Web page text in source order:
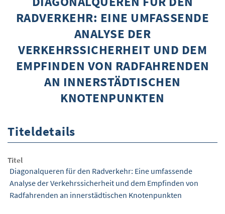
ÜBER WISOM
GUROM - MOBILITÄT SICHER GESTALTEN
NUTZUNGSBEDINGUNGEN
KONTAKT
RADVERKEHR: EINE UMFASSENDE
ANALYSE DER
VERKEHRSSICHERHEIT UND DEM
EMPFINDEN VON RADFAHRENDEN
AN INNERSTÄDTISCHEN
KNOTENPUNKTEN
Titeldetails
Titel
Diagonalqueren für den Radverkehr: Eine umfassende
Analyse der Verkehrssicherheit und dem Empfinden von
Radfahrenden an innerstädtischen Knotenpunkten